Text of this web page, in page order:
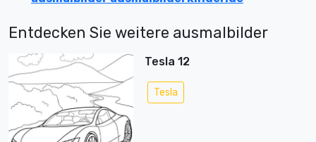
Entdecken Sie weitere ausmalbilder
Tesla 12
Tesla